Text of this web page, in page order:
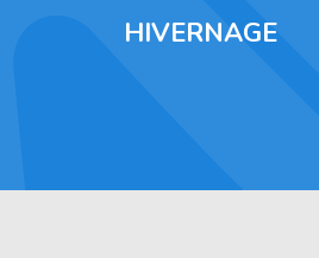
HIVERNAGE